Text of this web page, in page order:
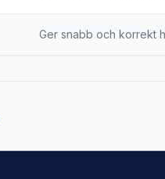
Ger snabb och korrekt